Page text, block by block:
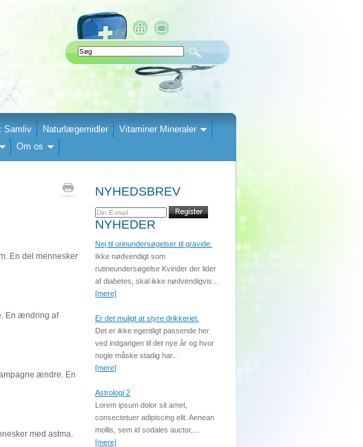
Samliv Naturlægemidler
Vitaminer Mineraler
Om os
En del mennesker
En ændring af
ændre. En
med astma.
NYHEDSBREV
NYHEDER
Nej til urinundersøgelser til gravide.
Ikke nødvendigt som
rutineundersøgelse Kvinder der lider
af diabetes, skal ikke nødvendigvis...
[mere]
Er det muligt at styre drikkeriet.
Det er ikke egentligt passende her
ved indgangen til det nye år og hvor
nogle måske stadig har...
[mere]
Astrologi 2
Lorem ipsum dolor sit amet,
consectetuer adipiscing elit. Aenean
mollis, sem id sodales auctor,...
[mere]